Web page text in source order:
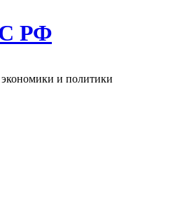
РФ
и политики